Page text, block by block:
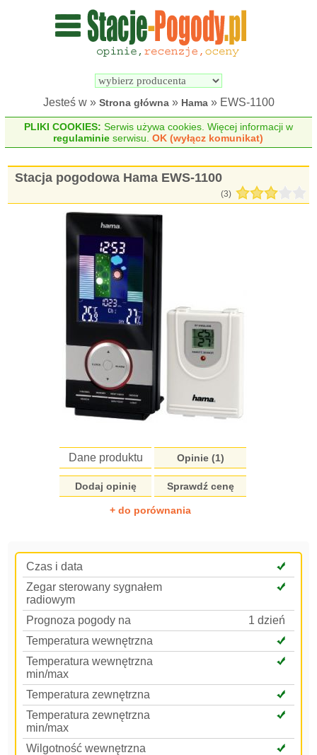
Wyszukiwarka
pogodowych
Jesteś w » Strona główna» Hama» EWS-1100
PLIKI COOKIES: Serwis używa cookies. Więcej informacji w
regulaminie serwisu.OK (wyłącz komunikat)
Stacja pogodowa Hama EWS-1100
(3)
Dane produktu Opinie (1)
Dodaj opinię Sprawdź cenę
+ do porównania
Czas i data
Zegar sterowany sygnałem
radiowym
Prognoza pogody na
1 dzień
Temperatura wewnętrzna
Temperatura wewnętrzna
min/max
Temperatura zewnętrzna
Temperatura zewnętrzna
min/max
Wilgotność wewnętrzna